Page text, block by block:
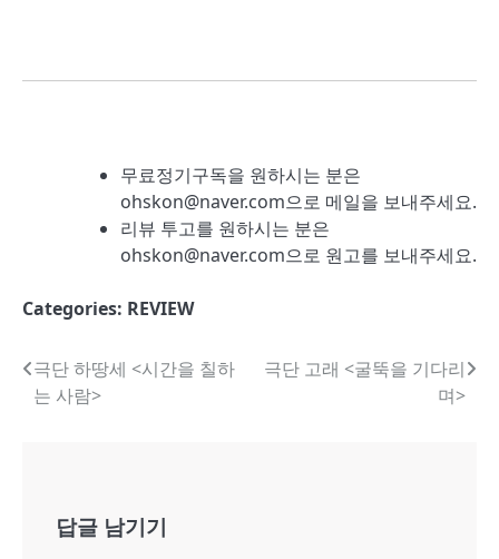
무료정기구독을 원하시는 분은
ohskon@naver.com으로 메일을 보내주세요.
리뷰 투고를 원하시는 분은
ohskon@naver.com으로 원고를 보내주세요.
Categories: REVIEW
글
내
극단 하땅세 <시간을 칠하
는 사람>
극단 고래 <굴뚝을 기다리
며>
답글 남기기